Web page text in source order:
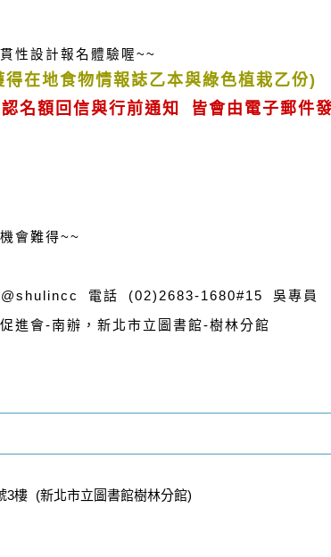
性設計報名體驗喔~~
在地食物情報誌乙本與綠色植栽乙份)
名額回信與行前通知 皆會由電子郵件
會難得~~
@shulincc 電話 (02)2683-1680#15 吳專員
進會-南辦，新北市立圖書館-樹林分館
3樓 (新北市立圖書館樹林分館)